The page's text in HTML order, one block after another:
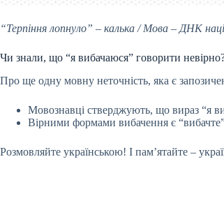
“Терпіння лопнуло” – калька / Мова – ДНК
Чи знали, що “я вибачаюся” говорити
Про ще одну мовну неточність, яка є
Мовознавці стверджують, що вираз “я
Вірними формами вибачення є
Розмовляйте українською! І пам’ятайте –